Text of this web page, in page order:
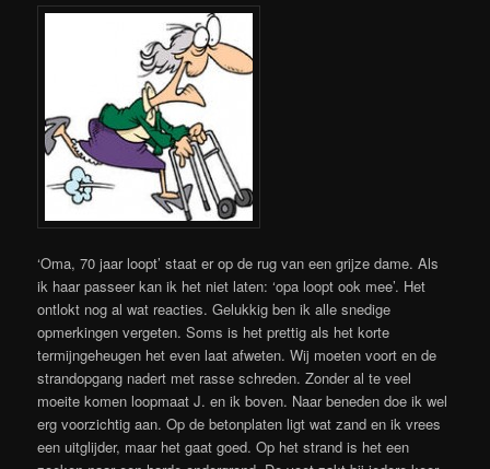
‘Oma, 70 jaar loopt’ staat er op de rug van een grijze dame. Als
ik haar passeer kan ik het niet laten: ‘opa loopt ook mee’. Het
ontlokt nog al wat reacties. Gelukkig ben ik alle snedige
opmerkingen vergeten. Soms is het prettig als het korte
termijngeheugen het even laat afweten. Wij moeten voort en de
strandopgang nadert met rasse schreden. Zonder al te veel
moeite komen loopmaat J. en ik boven. Naar beneden doe ik wel
erg voorzichtig aan. Op de betonplaten ligt wat zand en ik vrees
een uitglijder, maar het gaat goed. Op het strand is het een